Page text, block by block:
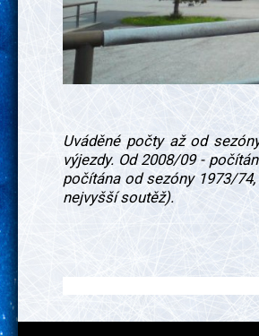
Uváděné počty až od
výjezdy. Od 2008/09 -
počítána od sezóny 1973/
nejvyšší soutěž).